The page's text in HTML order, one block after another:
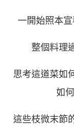
一開始照本
整個料理
思考這道菜如
如
這些枝微末節